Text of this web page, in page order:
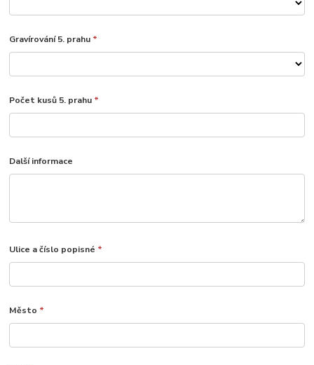
Gravírování 5. prahu *
Počet kusů 5. prahu *
Další informace
Ulice a číslo popisné *
Město *